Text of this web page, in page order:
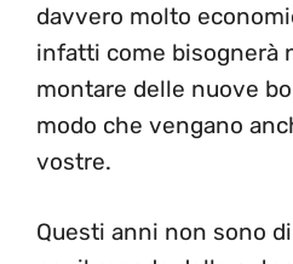
davvero molto
infatti come bisognerà
montare delle nuove
modo che vengano
vostre.
Questi anni non sono